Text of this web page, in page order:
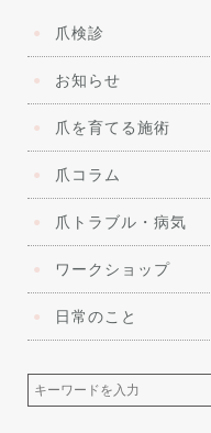
爪検診
お知らせ
爪を育てる施術
爪コラム
爪トラブル・病気
ワークショップ
日常のこと